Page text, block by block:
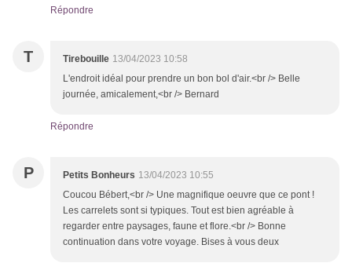
Répondre
T Tirebouille 13/04/2023 10:58
L'endroit idéal pour prendre un bon bol d'air.<br /> Belle
journée, amicalement,<br /> Bernard
Répondre
P Petits Bonheurs 13/04/2023 10:55
Coucou Bébert,<br /> Une magnifique oeuvre que ce pont !
Les carrelets sont si typiques. Tout est bien agréable à
regarder entre paysages, faune et flore.<br /> Bonne
continuation dans votre voyage. Bises à vous deux